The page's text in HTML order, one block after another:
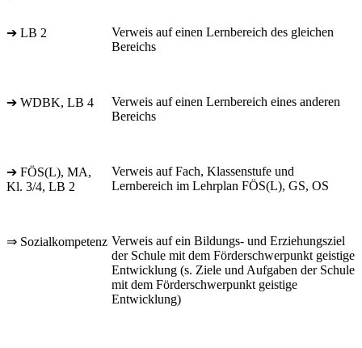
➔ LB 2
Verweis auf einen Lernbereich des gleichen
Bereichs
➔ WDBK, LB 4
Verweis auf einen Lernbereich eines anderen
Bereichs
➔ FÖS(L), MA,
Kl. 3/4, LB 2
Verweis auf Fach, Klassenstufe und
Lernbereich im Lehrplan FÖS(L), GS, OS
⇒ Sozialkompetenz Verweis auf ein Bildungs- und Erziehungsziel
der Schule mit dem Förderschwerpunkt geistige
Entwicklung (s. Ziele und Aufgaben der Schule
mit dem Förderschwerpunkt geistige
Entwicklung)